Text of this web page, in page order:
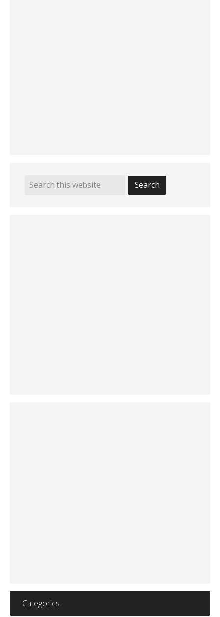
Categories